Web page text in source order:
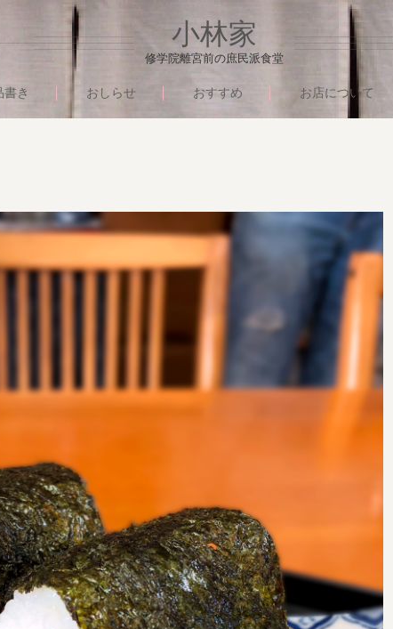
小林家
修学院離宮前の庶民派食堂
書き おしらせ おすすめ お店について